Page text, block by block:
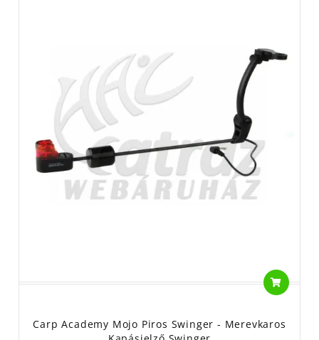
Carp Academy Mojo Piros Swinger - Merevkaros